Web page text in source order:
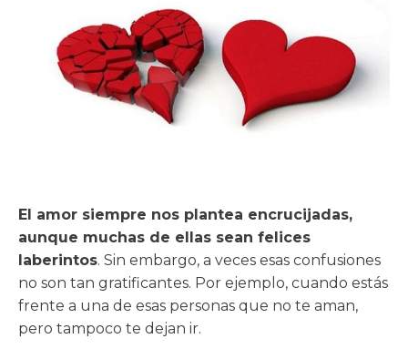
El amor siempre nos plantea encrucijadas,
aunque muchas de ellas sean felices
laberintos. Sin embargo, a veces esas confusiones
no son tan gratificantes. Por ejemplo, cuando estás
frente a una de esas personas que no te aman,
pero tampoco te dejan ir.